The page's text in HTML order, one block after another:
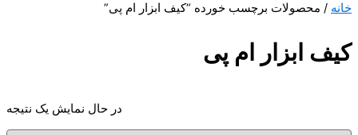
خانه / محصولات برچسب خورده “کیف ابزار ام پی”
کیف ابزار ام پی
در حال نمایش یک نتیجه